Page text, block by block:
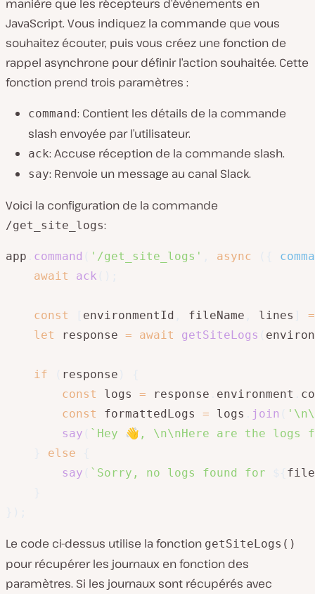
manière que les récepteurs d’évènements en
JavaScript. Vous indiquez la commande que vous
souhaitez écouter, puis vous créez une fonction de
rappel asynchrone pour définir l’action souhaitée. Cette
fonction prend trois paramètres :
command: Contient les détails de la commande
slash envoyée par l’utilisateur.
ack: Accuse réception de la commande slash.
say: Renvoie un message au canal Slack.
Voici la configuration de la commande
/get_site_logs:
app command '/get_site_logs' async
await
ack
const environmentId fileName lines
=
let
response = await getSiteLogs
if response
const
logs = response environment
const
formattedLogs = logs join
say
` Hey 👋, \n\nHere are the logs
else
say
` Sorry, no logs found for
Le code ci-dessus utilise la fonction getSiteLogs()
pour récupérer les journaux en fonction des
paramètres. Si les journaux sont récupérés avec